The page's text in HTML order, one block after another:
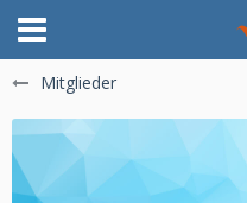
Mitglieder